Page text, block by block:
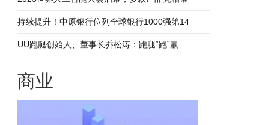
持续提升！中原银行位列全球银行1000强第14
UU跑腿创始人、董事长乔松涛：跑腿“跑”赢
商业